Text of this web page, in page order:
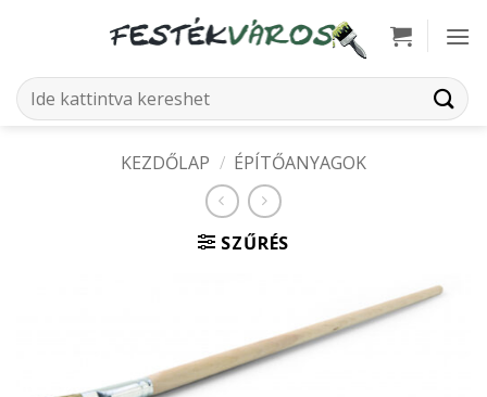
Keresés
a
KEZDŐLAP / ÉPÍTŐANYAGOK
SZŰRÉS